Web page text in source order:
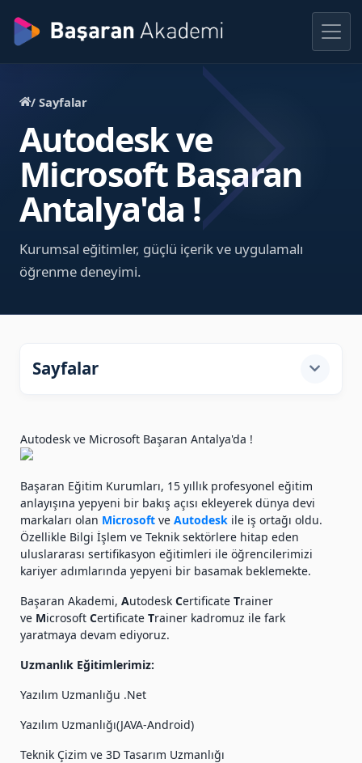
/ Sayfalar
Autodesk ve
Microsoft Başaran
Antalya'da !
Kurumsal eğitimler, güçlü içerik ve uygulamalı
öğrenme deneyimi.
Sayfalar
Hakkımızda
Franchise
Kariyer Danışmanlığı
İletişim
Sınavlar
Öğrenme Garantisi
Autodesk ve Microsoft Başaran Antalya'da !
Başaran Eğitim Kurumları, 15 yıllık profesyonel eğitim
anlayışına yepyeni bir bakış açısı ekleyerek dünya devi
markaları olan Microsoft ve Autodesk ile iş ortağı oldu.
Özellikle Bilgi İşlem ve Teknik sektörlere hitap eden
uluslararası sertifikasyon eğitimleri ile öğrencilerimizi
kariyer adımlarında yepyeni bir basamak beklemekte.
Başaran Akademi, Autodesk Certificate Trainer
ve Microsoft Certificate Trainer kadromuz ile fark
yaratmaya devam ediyoruz.
Uzmanlık Eğitimlerimiz:
Yazılım Uzmanlığu .Net
Yazılım Uzmanlığı(JAVA-Android)
Teknik Çizim ve 3D Tasarım Uzmanlığı